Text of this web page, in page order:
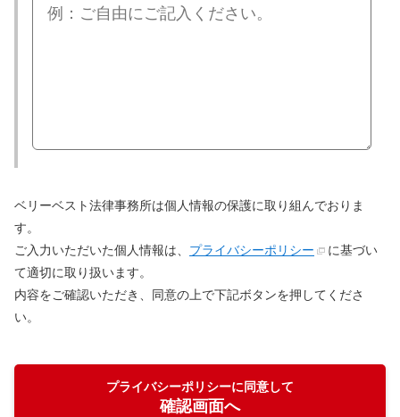
ベリーベスト法律事務所は個人情報の保護に取り組んでおりま
す。
ご入力いただいた個人情報は、 プライバシーポリシー
に基づい
て適切に取り扱います。
内容をご確認いただき、同意の上で下記ボタンを押してくださ
い。
プライバシーポリシーに同意して
確認画面へ